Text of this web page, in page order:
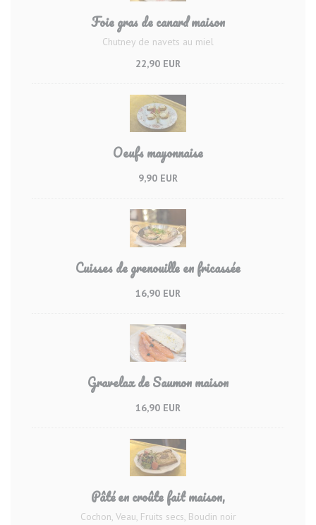
Foie gras de canard maison
Chutney de navets au miel
22,90 EUR
Oeufs mayonnaise
9,90 EUR
Cuisses de grenouille en fricassée
16,90 EUR
Gravelax de Saumon maison
16,90 EUR
Pâté en croûte fait maison,
Cochon, Veau, Fruits secs, Boudin noir